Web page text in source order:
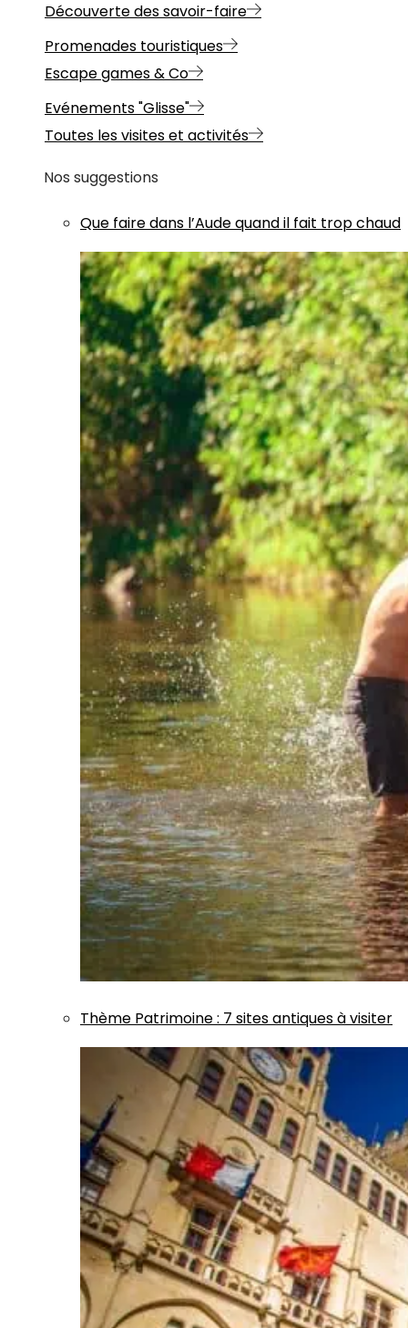
Découverte des savoir-faire
Promenades touristiques
Escape games & Co
Evénements "Glisse"
Toutes les visites et activités
Nos suggestions
Que faire dans l’Aude quand il fait trop chaud
Thème Patrimoine: 7 sites antiques à visiter